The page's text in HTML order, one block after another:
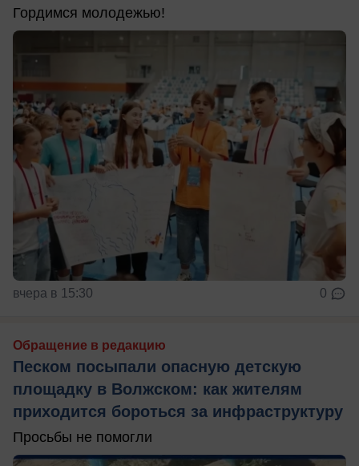
Гордимся молодежью!
вчера в 15:30 0
Обращение в редакцию
Песком посыпали опасную детскую
площадку в Волжском: как жителям
приходится бороться за инфраструктуру
Просьбы не помогли